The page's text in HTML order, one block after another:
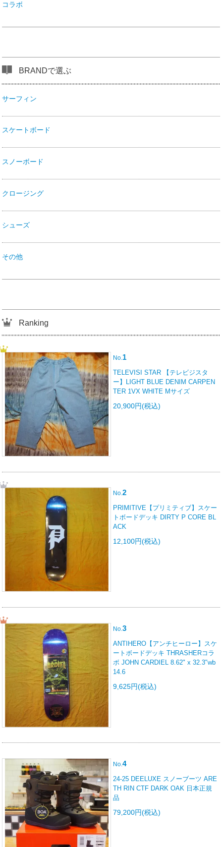
コラボ
BRANDで選ぶ
サーフィン
スケートボード
スノーボード
クロージング
シューズ
その他
Ranking
No.1
TELEVISI STAR 【テレビジスタ
ー】LIGHT BLUE DENIM CARPEN
TER 1VX WHITE Mサイズ
20,900円(税込)
No.2
PRIMITIVE【プリミティブ】スケー
トボードデッキ DIRTY P CORE BL
ACK
12,100円(税込)
No.3
ANTIHERO【アンチヒーロー】スケ
ートボードデッキ THRASHERコラ
ボ JOHN CARDIEL 8.62" x 32.3"wb
14.6
9,625円(税込)
No.4
24-25 DEELUXE スノーブーツ ARE
TH RIN CTF DARK OAK 日本正規
品
79,200円(税込)